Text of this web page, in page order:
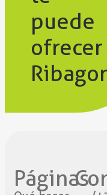
puede
ofrecer
Páginas